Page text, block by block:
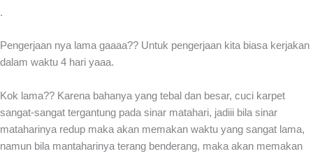
.
Pengerjaan nya lama gaaaa?? Untuk pengerjaan kita biasa kerjakan
dalam waktu 4 hari yaaa.
Kok lama?? Karena bahanya yang tebal dan besar, cuci karpet
sangat-sangat tergantung pada sinar matahari, jadiii bila sinar
mataharinya redup maka akan memakan waktu yang sangat lama,
namun bila mantaharinya terang benderang, maka akan memakan